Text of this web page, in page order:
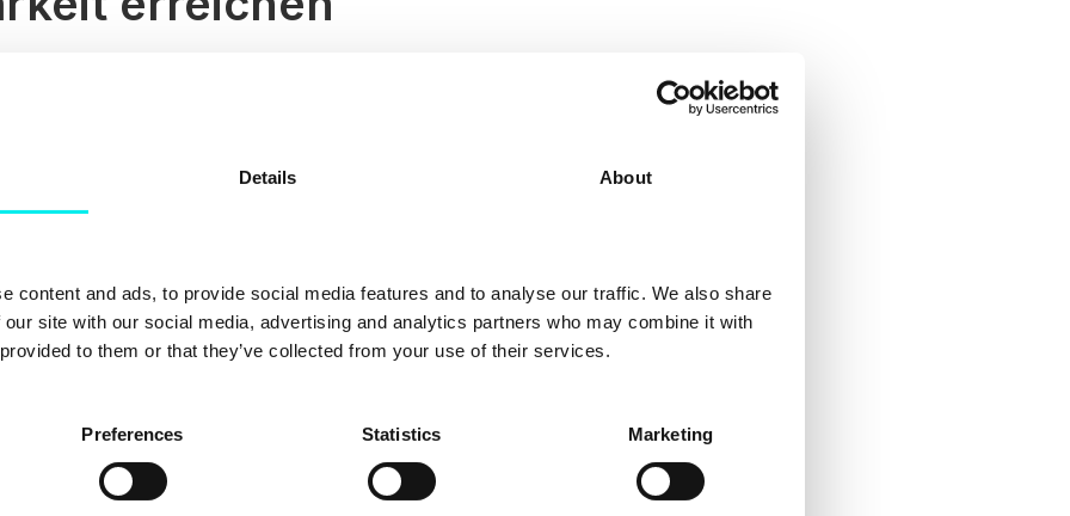
Details About
content and ads, to provide social media features and to analyse our traffic. We also share
site with our social media, advertising and analytics partners who may combine it with
to them or that they’ve collected from your use of their services.
Preferences Statistics Marketing
gehören professionell gemachte Logos oder eben auch Profilbilder, die
haben. Mehr Infos dazu erhalten Sie hier bei uns im Blog.
bedienen
ist entscheidend, dass Sie die entsprechenden Tätigkeiten
können durch die Suche der einzelnen Mitglieder gefunden werden
wichtigste Basis für eine erfolgreiche Blindsuche von potenziellen Kunden
gleiche Prinzip gilt natürlich für Profile von Unternehmen, die alle
LinkedIn eine Suche nur das anzeigen kann, was Sie für die Suche
Content. Das betrifft jeden Job, den Sie jemals hatten. Geben Sie also alles
genau nieder, was Sie getan haben. Nutzen Sie außerdem die kleinen